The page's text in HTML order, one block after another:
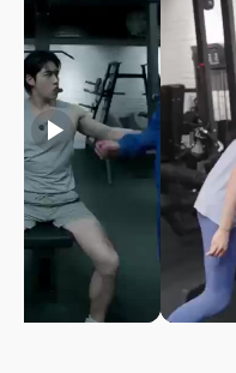
play_arrow